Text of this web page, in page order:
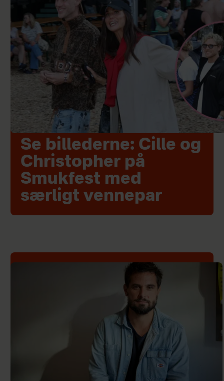
Se billederne: Cille og
Christopher på
Smukfest med
særligt vennepar